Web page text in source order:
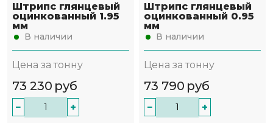
Штрипс глянцевый
оцинкованный 1.95
мм
В наличии
Цена за тонну
73 230 руб
− +
Штрипс глянцевый
оцинкованный 0.95
мм
В наличии
Цена за тонну
73 790 руб
− +